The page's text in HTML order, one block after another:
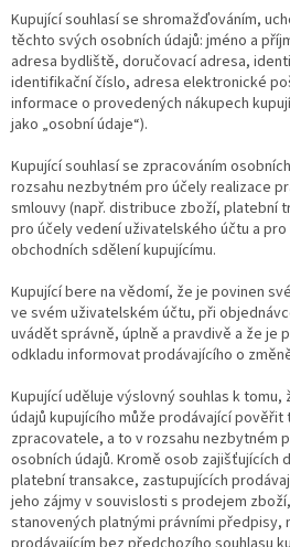
Kupující souhlasí se shromažďováním,
těchto svých osobních údajů: jméno a
adresa bydliště, doručovací adresa,
identifikační číslo, adresa elektronické
informace o provedených nákupech
jako „osobní údaje“).
Kupující souhlasí se zpracováním
rozsahu nezbytném pro účely realizace
smlouvy (např. distribuce zboží, platební
pro účely vedení uživatelského účtu a
obchodních sdělení kupujícímu.
Kupující bere na vědomí, že je povinen
ve svém uživatelském účtu, při
uvádět správně, úplně a pravdivě a že je
odkladu informovat prodávajícího o
Kupující uděluje výslovný souhlas k
údajů kupujícího může prodávající
zpracovatele, a to v rozsahu nezbytném
osobních údajů. Kromě osob zajišťujících
platební transakce, zastupujících
jeho zájmy v souvislosti s prodejem
stanovených platnými právními předpisy,